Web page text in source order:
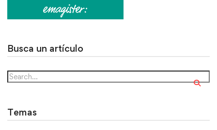
Busca un artículo
Temas